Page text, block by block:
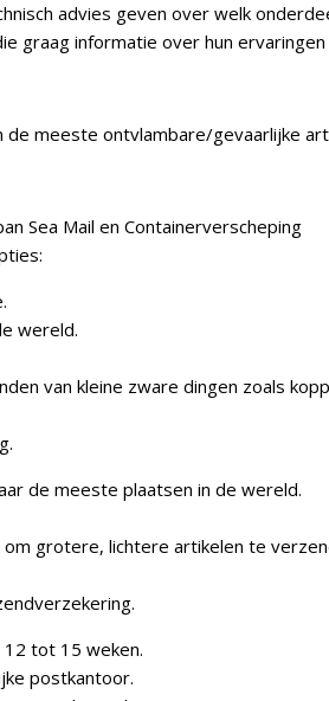
advies geven over welk
graag informatie over hun
de meeste ontvlambare/gevaarlijke
Sea Mail en Containerverscheping
wereld.
van kleine zware dingen zoals
de meeste plaatsen in de wereld.
grotere, lichtere artikelen te
tot 15 weken.
postkantoor.